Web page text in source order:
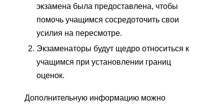
экзамена была предоставлена, чтобы
помочь учащимся сосредоточить свои
усилия на пересмотре.
Экзаменаторы будут щедро относиться к
учащимся при установлении границ
оценок.
Дополнительную информацию можно